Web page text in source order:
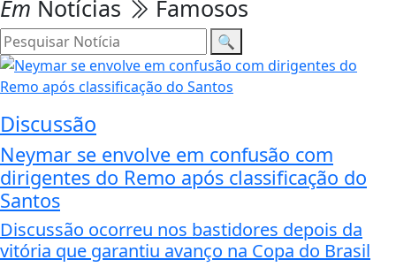
Em Notícias Famosos
🔍
Discussão
Neymar se envolve em confusão com
dirigentes do Remo após classificação do
Santos
Discussão ocorreu nos bastidores depois da
vitória que garantiu avanço na Copa do Brasil